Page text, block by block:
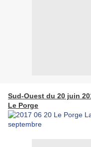
Sud-Ouest du 20 juin
Le Porge